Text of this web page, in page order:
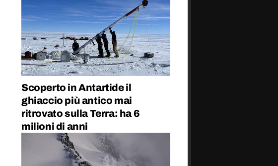
Scoperto in Antartide il
ghiaccio più antico mai
ritrovato sulla Terra: ha 6
milioni di anni